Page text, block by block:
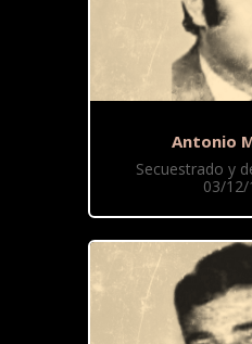
Antonio
Secuestrado y
03/12/